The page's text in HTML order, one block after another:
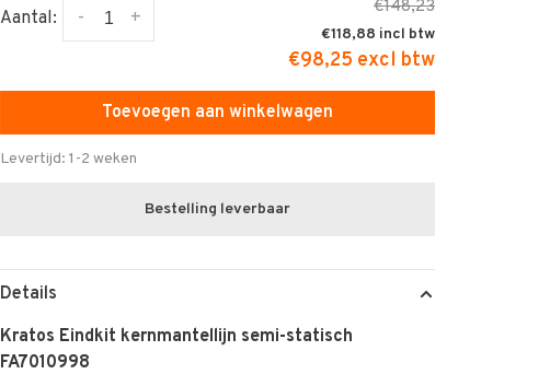
Aantal: +
-
€148,23
€118,88
€98,25 excl btw
Toevoegen aan winkelwagen
Levertijd: 1-2 weken
Bestelling leverbaar
Details
Kratos Eindkit kernmantellijn semi-statisch
FA7010998